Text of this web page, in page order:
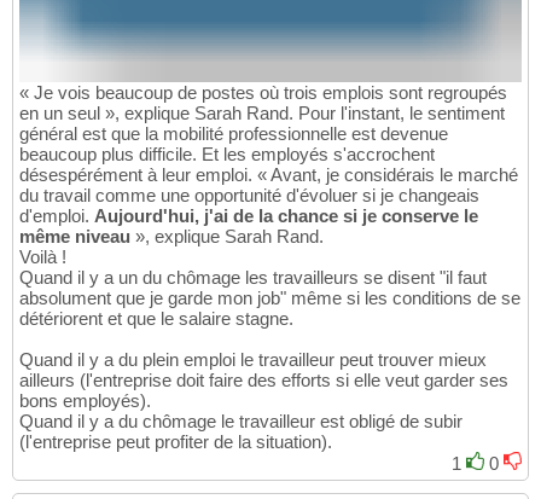
« Je vois beaucoup de postes où trois emplois sont regroupés
en un seul », explique Sarah Rand. Pour l'instant, le sentiment
général est que la mobilité professionnelle est devenue
beaucoup plus difficile. Et les employés s'accrochent
désespérément à leur emploi. « Avant, je considérais le marché
du travail comme une opportunité d'évoluer si je changeais
d'emploi. Aujourd'hui, j'ai de la chance si je conserve le
même niveau », explique Sarah Rand.
Voilà !
Quand il y a un du chômage les travailleurs se disent "il faut
absolument que je garde mon job" même si les conditions de se
détériorent et que le salaire stagne.
Quand il y a du plein emploi le travailleur peut trouver mieux
ailleurs (l'entreprise doit faire des efforts si elle veut garder ses
bons employés).
Quand il y a du chômage le travailleur est obligé de subir
(l'entreprise peut profiter de la situation).
1
0